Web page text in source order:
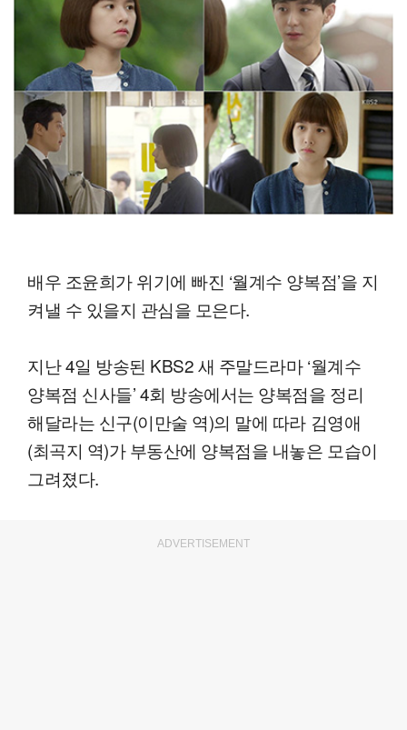
배우 조윤희가 위기에 빠진 ‘월계수 양복점’을 지
켜낼 수 있을지 관심을 모은다.
지난 4일 방송된 KBS2 새 주말드라마 ‘월계수
양복점 신사들’ 4회 방송에서는 양복점을 정리
해달라는 신구(이만술 역)의 말에 따라 김영애
(최곡지 역)가 부동산에 양복점을 내놓은 모습이
그려졌다.
ADVERTISEMENT